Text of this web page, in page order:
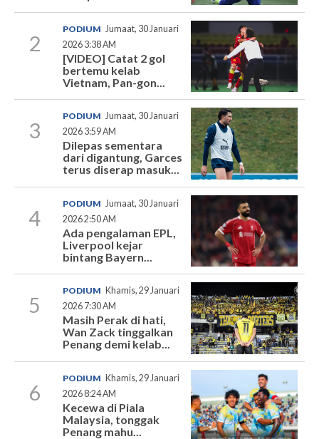
2
PODIUM Jumaat, 30 Januari
2026 3:38 AM
[VIDEO] Catat 2 gol
bertemu kelab
Vietnam, Pan-gon...
3
PODIUM Jumaat, 30 Januari
2026 3:59 AM
Dilepas sementara
dari digantung, Garces
terus diserap masuk...
4
PODIUM Jumaat, 30 Januari
2026 2:50 AM
Ada pengalaman EPL,
Liverpool kejar
bintang Bayern...
5
PODIUM Khamis, 29 Januari
2026 7:30 AM
Masih Perak di hati,
Wan Zack tinggalkan
Penang demi kelab...
6
PODIUM Khamis, 29 Januari
2026 8:24 AM
Kecewa di Piala
Malaysia, tonggak
Penang mahu...